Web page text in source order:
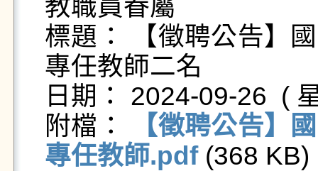
教職員眷屬
標題： 【徵聘公告】
專任教師二名
日期： 2024-09-26  (
附檔：
【徵聘公告】
專任教師.pdf (368